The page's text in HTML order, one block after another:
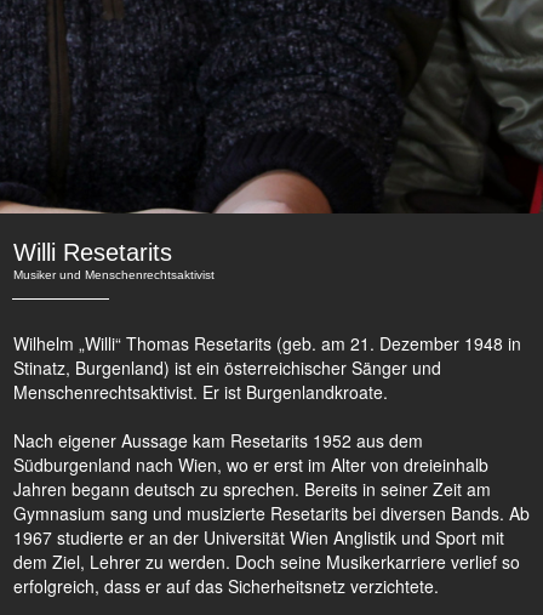
Willi Resetarits
Musiker und Menschenrechtsaktivist
Wilhelm „Willi“ Thomas Resetarits (geb. am 21. Dezember 1948 in
Stinatz, Burgenland) ist ein österreichischer Sänger und
Menschenrechtsaktivist. Er ist Burgenlandkroate.
Nach eigener Aussage kam Resetarits 1952 aus dem
Südburgenland nach Wien, wo er erst im Alter von dreieinhalb
Jahren begann deutsch zu sprechen. Bereits in seiner Zeit am
Gymnasium sang und musizierte Resetarits bei diversen Bands. Ab
1967 studierte er an der Universität Wien Anglistik und Sport mit
dem Ziel, Lehrer zu werden. Doch seine Musikerkarriere verlief so
erfolgreich, dass er auf das Sicherheitsnetz verzichtete.